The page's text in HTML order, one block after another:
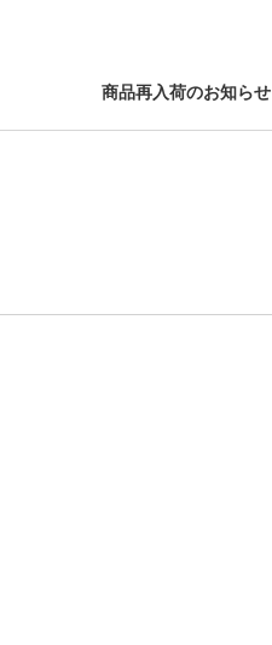
商品再入荷のお知らせ